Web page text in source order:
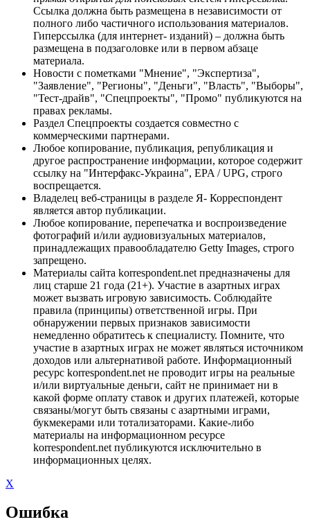
Ссылка должна быть размещена в независимости от
полного либо частичного использования материалов.
Гиперссылка (для интернет- изданий) – должна быть
размещена в подзаголовке или в первом абзаце
материала.
Новости с пометками "Мнение", "Экспертиза",
"Заявление", "Регионы", "Деньги", "Власть", "Выборы",
"Тест-драйв", "Спецпроекты", "Промо" публикуются на
правах рекламы.
Раздел Спецпроекты создается совместно с
коммерческими партнерами.
Любое копирование, публикация, републикация и
другое распространение информации, которое содержит
ссылку на "Интерфакс-Украина", EPA / UPG, строго
воспрещается.
Владелец веб-страницы в разделе Я- Корреспондент
является автор публикации.
Любое копирование, перепечатка и воспроизведение
фотографий и/или аудиовизуальных материалов,
принадлежащих правообладателю Getty Images, строго
запрещено.
Материалы сайта korrespondent.net предназначены для
лиц старше 21 года (21+). Участие в азартных играх
может вызвать игровую зависимость. Соблюдайте
правила (принципы) ответственной игры. При
обнаружении первых признаков зависимости
немедленно обратитесь к специалисту. Помните, что
участие в азартных играх не может являться источником
доходов или альтернативой работе. Информационный
ресурс korrespondent.net не проводит игры на реальные
и/или виртуальные деньги, сайт не принимает ни в
какой форме оплату ставок и других платежей, которые
связаны/могут быть связаны с азартными играми,
букмекерами или тотализаторами. Какие-либо
материалы на информационном ресурсе
korrespondent.net публикуются исключительно в
информационных целях.
X
Ошибка